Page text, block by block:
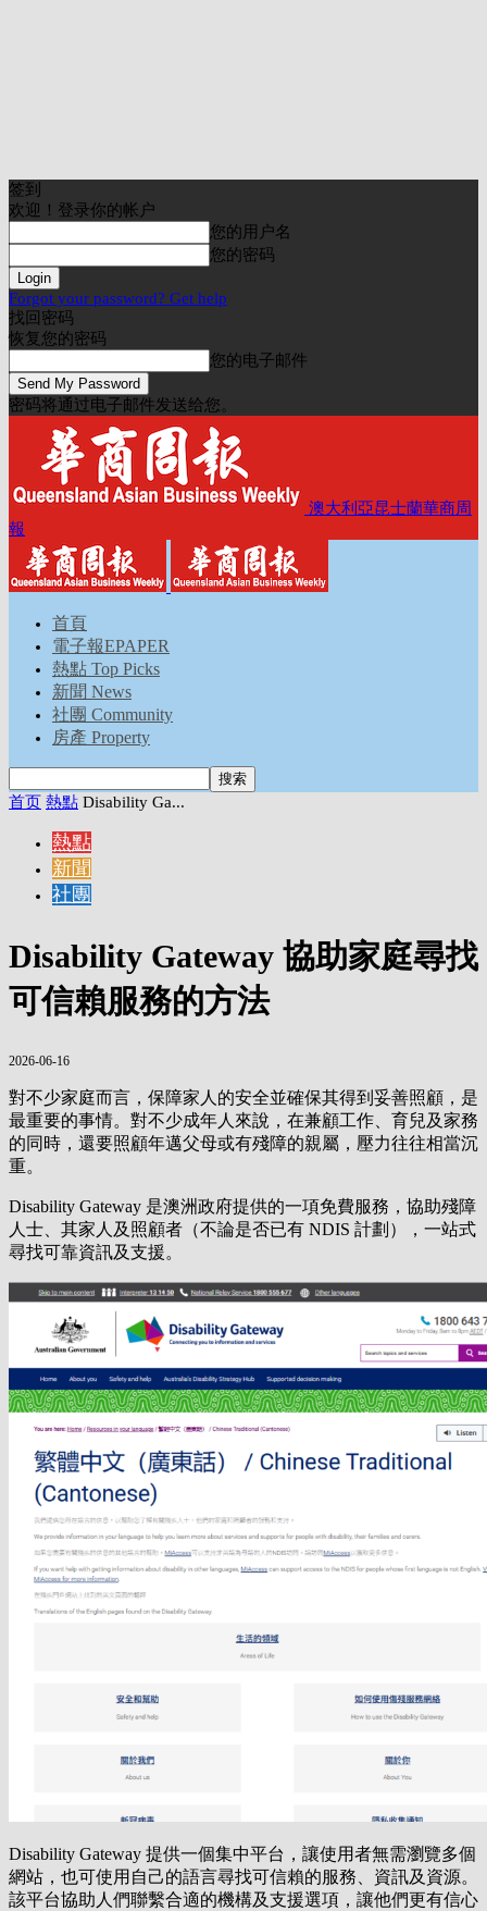
签到
欢迎！登录你的帐户
您的用户名
您的密码
Forgot your password? Get help
找回密码
恢复您的密码
您的电子邮件
密码将通过电子邮件发送给您。
澳大利亞昆士蘭華商周
報
首頁
電子報EPAPER
熱點 Top Picks
新聞 News
社團 Community
房產 Property
首页 熱點 Disability Ga...
熱點
新聞
社團
Disability Gateway 協助家庭尋找
可信賴服務的方法
2026-06-16
對不少家庭而言，保障家人的安全並確保其得到妥善照顧，是
最重要的事情。對不少成年人來說，在兼顧工作、育兒及家務
的同時，還要照顧年邁父母或有殘障的親屬，壓力往往相當沉
重。
Disability Gateway 是澳洲政府提供的一項免費服務，協助殘障
人士、其家人及照顧者（不論是否已有 NDIS 計劃），一站式
尋找可靠資訊及支援。
Disability Gateway 提供一個集中平台，讓使用者無需瀏覽多個
網站，也可使用自己的語言尋找可信賴的服務、資訊及資源。
該平台協助人們聯繫合適的機構及支援選項，讓他們更有信心